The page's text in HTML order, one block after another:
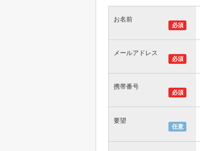
必須
お名前
必須
メールアドレス
必須
携帯番号
任意
要望